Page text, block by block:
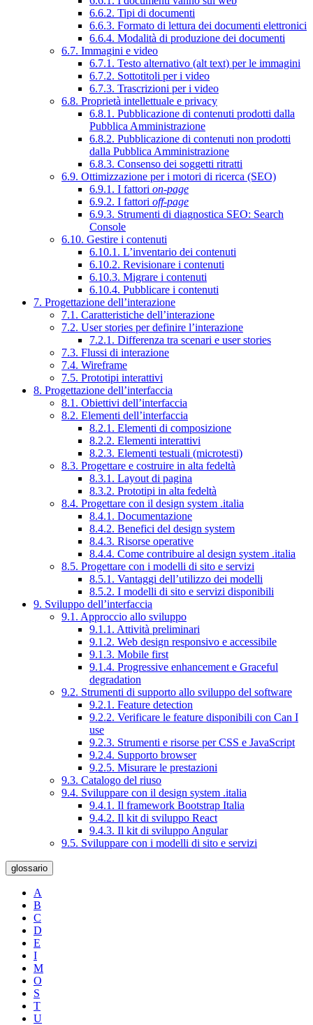
6.6.2. Tipi di documenti
6.6.3. Formato di lettura dei documenti elettronici
6.6.4. Modalità di produzione dei documenti
6.7. Immagini e video
6.7.1. Testo alternativo (alt text) per le immagini
6.7.2. Sottotitoli per i video
6.7.3. Trascrizioni per i video
6.8. Proprietà intellettuale e privacy
6.8.1. Pubblicazione di contenuti prodotti dalla
Pubblica Amministrazione
6.8.2. Pubblicazione di contenuti non prodotti
dalla Pubblica Amministrazione
6.8.3. Consenso dei soggetti ritratti
6.9. Ottimizzazione per i motori di ricerca (SEO)
6.9.1. I fattori on-page
6.9.2. I fattori off-page
6.9.3. Strumenti di diagnostica SEO: Search
Console
6.10. Gestire i contenuti
6.10.1. L’inventario dei contenuti
6.10.2. Revisionare i contenuti
6.10.3. Migrare i contenuti
6.10.4. Pubblicare i contenuti
7. Progettazione dell’interazione
7.1. Caratteristiche dell’interazione
7.2. User stories per definire l’interazione
7.2.1. Differenza tra scenari e user stories
7.3. Flussi di interazione
7.4. Wireframe
7.5. Prototipi interattivi
8. Progettazione dell’interfaccia
8.1. Obiettivi dell’interfaccia
8.2. Elementi dell’interfaccia
8.2.1. Elementi di composizione
8.2.2. Elementi interattivi
8.2.3. Elementi testuali (microtesti)
8.3. Progettare e costruire in alta fedeltà
8.3.1. Layout di pagina
8.3.2. Prototipi in alta fedeltà
8.4. Progettare con il design system .italia
8.4.1. Documentazione
8.4.2. Benefici del design system
8.4.3. Risorse operative
8.4.4. Come contribuire al design system .italia
8.5. Progettare con i modelli di sito e servizi
8.5.1. Vantaggi dell’utilizzo dei modelli
8.5.2. I modelli di sito e servizi disponibili
9. Sviluppo dell’interfaccia
9.1. Approccio allo sviluppo
9.1.1. Attività preliminari
9.1.2. Web design responsivo e accessibile
9.1.3. Mobile first
9.1.4. Progressive enhancement e Graceful
degradation
9.2. Strumenti di supporto allo sviluppo del software
9.2.1. Feature detection
9.2.2. Verificare le feature disponibili con Can I
use
9.2.3. Strumenti e risorse per CSS e JavaScript
9.2.4. Supporto browser
9.2.5. Misurare le prestazioni
9.3. Catalogo del riuso
9.4. Sviluppare con il design system .italia
9.4.1. Il framework Bootstrap Italia
9.4.2. Il kit di sviluppo React
9.4.3. Il kit di sviluppo Angular
9.5. Sviluppare con i modelli di sito e servizi
glossario
A
B
C
D
E
I
M
O
S
T
U